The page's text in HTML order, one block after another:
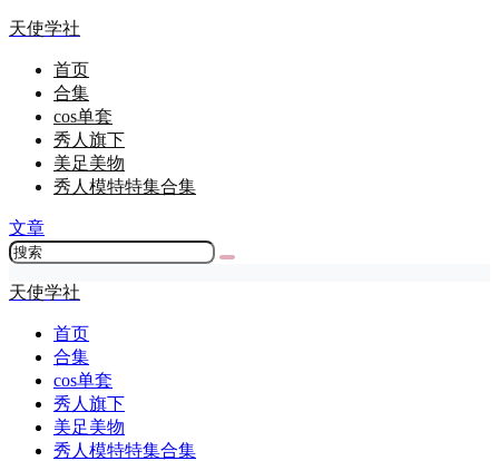
天使学社
首页
合集
cos单套
秀人旗下
美足美物
秀人模特特集合集
文章
天使学社
首页
合集
cos单套
秀人旗下
美足美物
秀人模特特集合集